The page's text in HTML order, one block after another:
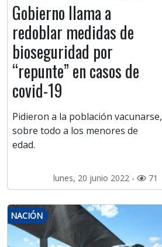
Gobierno llama a
redoblar medidas de
bioseguridad por
“repunte” en casos de
covid-19
Pidieron a la población vacunarse,
sobre todo a los menores de
edad.
lunes, 20 junio 2022 - 71
NACIÓN